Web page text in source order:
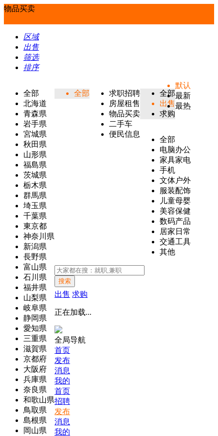
物品买卖
区域
出售
筛选
排序
全部
北海道
青森県
岩手県
宮城県
秋田県
山形県
福島県
茨城県
栃木県
群馬県
埼玉県
千葉県
東京都
神奈川県
新潟県
長野県
富山県
石川県
福井県
山梨県
岐阜県
静岡県
愛知県
三重県
滋賀県
京都府
大阪府
兵庫県
奈良県
和歌山県
鳥取県
島根県
岡山県
全部
求职招聘
房屋租售
物品买卖
二手车
便民信息
全部
出售
求购
全部
电脑办公
家具家电
手机
文体户外
服装配饰
儿童母婴
美容保健
数码产品
居家日常
交通工具
其他
默认
最新
最热
搜索
出售 求购
正在加载...
全局导航
首页
发布
消息
我的
首页
招聘
发布
消息
我的